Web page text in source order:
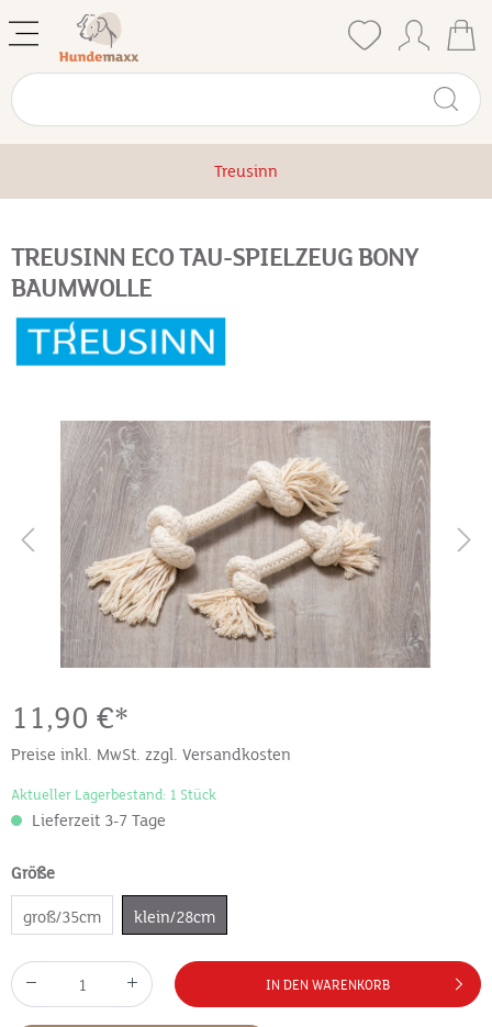
Treusinn
TREUSINN ECO TAU-SPIELZEUG BONY
BAUMWOLLE
11,90 €*
Preise inkl. MwSt. zzgl. Versandkosten
Aktueller Lagerbestand: 1 Stück
Lieferzeit 3-7 Tage
Größe
groß/35cm klein/28cm
IN DEN WARENKORB